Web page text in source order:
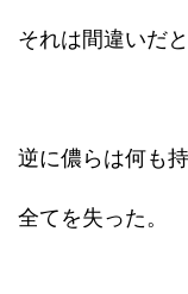
それは間違いだと
逆に儂らは何も
全てを失った。